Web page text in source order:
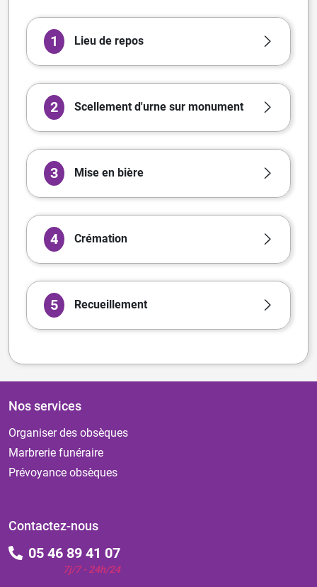
1 Lieu de repos
2 Scellement d'urne sur monument
3 Mise en bière
4 Crémation
5 Recueillement
Nos services
Organiser des obsèques
Marbrerie funéraire
Prévoyance obsèques
Contactez-nous
05 46 89 41 07
7j/7 - 24h/24